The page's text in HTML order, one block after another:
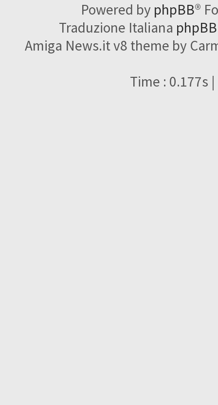
Powered by phpBB®
Traduzione Italiana
Amiga News.it v8 theme by
Time : 0.177s